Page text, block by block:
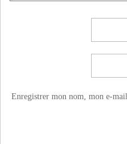
Enregistrer mon nom, mon e-